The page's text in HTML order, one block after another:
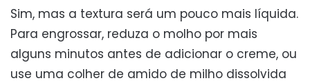
Sim, mas a textura será um pouco mais líquida.
Para engrossar, reduza o molho por mais
alguns minutos antes de adicionar o creme, ou
use uma colher de amido de milho dissolvida